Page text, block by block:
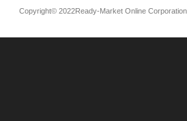
Copyright© 2022Ready-Market Online